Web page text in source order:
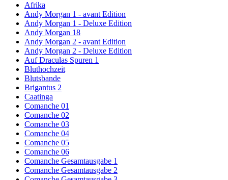
Afrika
Andy Morgan 1 - avant Edition
Andy Morgan 1 - Deluxe Edition
Andy Morgan 18
Andy Morgan 2 - avant Edition
Andy Morgan 2 - Deluxe Edition
Auf Draculas Spuren 1
Bluthochzeit
Blutsbande
Brigantus 2
Caatinga
Comanche 01
Comanche 02
Comanche 03
Comanche 04
Comanche 05
Comanche 06
Comanche Gesamtausgabe 1
Comanche Gesamtausgabe 2